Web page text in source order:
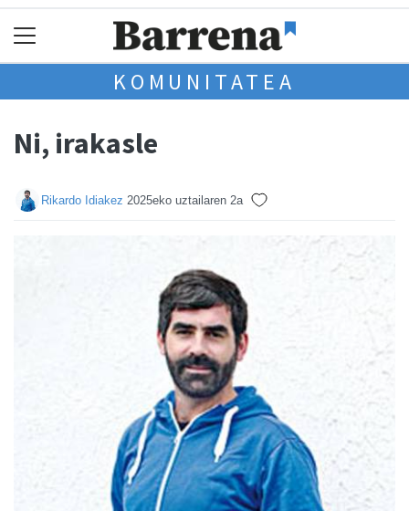
KOMUNITATEA
Ni, irakasle
Rikardo Idiakez 2025eko uztailaren 2a